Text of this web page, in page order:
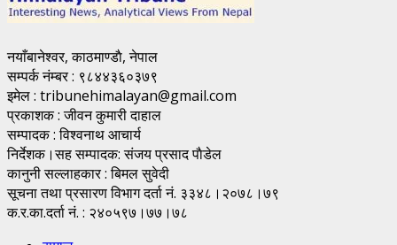
नयाँबानेश्वर, काठमाण्डाै, नेपाल
सम्पर्क नंम्बर : ९८४४३६०३७९
इमेल : tribunehimalayan@gmail.com
प्रकाशक : जीवन कुमारी दाहाल
सम्पादक : विश्वनाथ आचार्य
निर्देशक।सह सम्पादक: संजय प्रसाद पाैडेल
कानुनी सल्लाहकार : बिमल सुवेदी
सूचना तथा प्रसारण विभाग दर्ता नं. ३३४८।२०७८।७९
क.र.का.दर्ता नं. : २४०५९७।७७।७८